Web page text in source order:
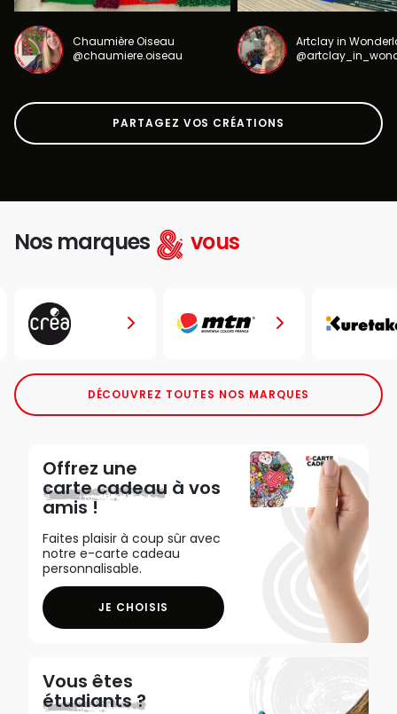
Chaumière Oiseau
@chaumiere.oiseau
Artclay in
PARTAGEZ VOS CRÉATIONS
Nos marques vous
DÉCOUVREZ TOUTES NOS MARQUES
Offrez une
carte cadeau à vos
amis !
Faites plaisir à coup sûr avec
notre e-carte cadeau
personnalisable.
JE CHOISIS
Vous êtes
étudiants ?